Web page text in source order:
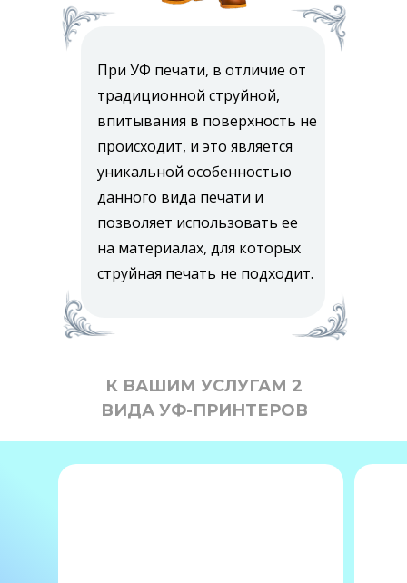
При УФ печати, в отличие от
традиционной струйной,
впитывания в поверхность не
происходит, и это является
уникальной особенностью
данного вида печати и
позволяет использовать ее
на материалах, для которых
струйная печать не подходит.
К ВАШИМ УСЛУГАМ 2
ВИДА УФ-ПРИНТЕРОВ